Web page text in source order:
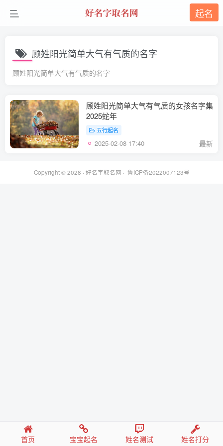
起名
顾姓阳光简单大气有气质的名字
顾姓阳光简单大气有气质的名字
顾姓阳光简单大气有气质的女孩名字集
2025蛇年
五行起名
2025-02-08 17:40 最新
Copyright © 2028 · 好名字取名网 · 鲁ICP备2022007123号
首页 宝宝起名 姓名测试 姓名打分